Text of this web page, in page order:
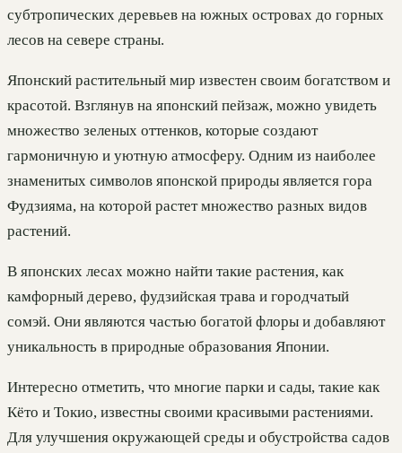
субтропических деревьев на южных островах до горных
лесов на севере страны.
Японский растительный мир известен своим богатством и
красотой. Взглянув на японский пейзаж, можно увидеть
множество зеленых оттенков, которые создают
гармоничную и уютную атмосферу. Одним из наиболее
знаменитых символов японской природы является гора
Фудзияма, на которой растет множество разных видов
растений.
В японских лесах можно найти такие растения, как
камфорный дерево, фудзийская трава и городчатый
сомэй. Они являются частью богатой флоры и добавляют
уникальность в природные образования Японии.
Интересно отметить, что многие парки и сады, такие как
Кёто и Токио, известны своими красивыми растениями.
Для улучшения окружающей среды и обустройства садов